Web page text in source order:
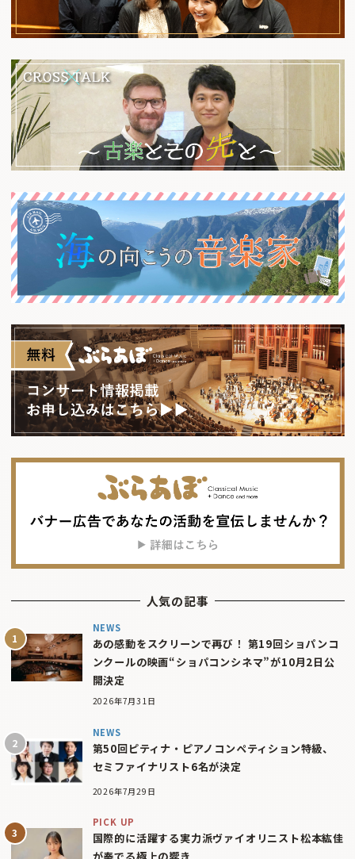
人気の記事
NEWS
あの感動をスクリーンで再び！ 第19回ショパンコ
ンクールの映画“ショパコンシネマ”が10月2日公
開決定
2026年7月31日
NEWS
第50回ピティナ・ピアノコンペティション特級、
セミファイナリスト6名が決定
2026年7月29日
PICK UP
国際的に活躍する実力派ヴァイオリニスト松本紘佳